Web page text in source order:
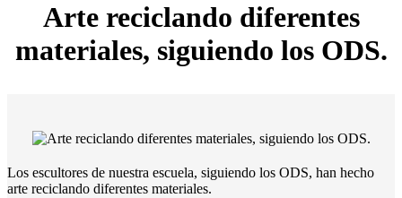
Arte reciclando diferentes
materiales, siguiendo los ODS.
Los escultores de nuestra escuela, siguiendo los ODS, han hecho
arte reciclando diferentes materiales.